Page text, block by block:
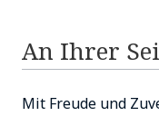
An Ihrer
Mit Freude und